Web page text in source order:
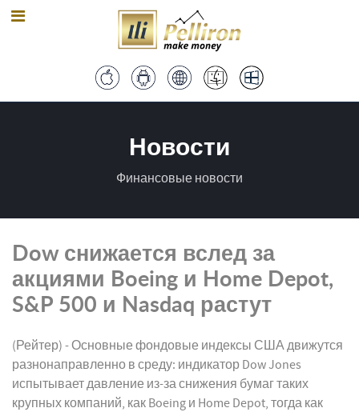
Новости
Финансовые новости
Dow снижается вслед за
акциями Boeing и Home Depot,
S&P 500 и Nasdaq растут
(Рейтер) - Основные фондовые индексы США движутся
разнонаправленно в среду: индикатор Dow Jones
испытывает давление из-за снижения бумаг таких
крупных компаний, как Boeing и Home Depot, тогда как